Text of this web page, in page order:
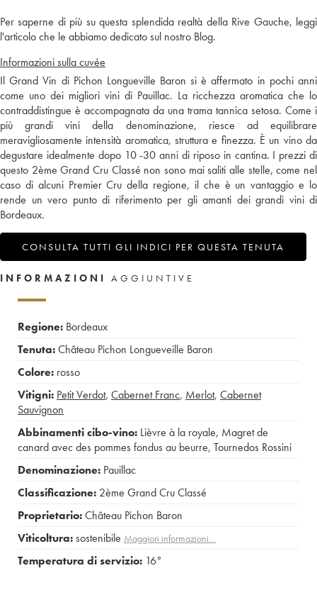
Per saperne di più su questa splendida realtà della Rive Gauche, leggi
l'articolo che le abbiamo dedicato sul nostro Blog.
Informazioni sulla cuvée
Il Grand Vin di Pichon Longueville Baron si è affermato in pochi anni
come uno dei migliori vini di Pauillac. La ricchezza aromatica che lo
contraddistingue è accompagnata da una trama tannica setosa. Come i
più grandi vini della denominazione, riesce ad equilibrare
meravigliosamente intensità aromatica, struttura e finezza. È un vino da
degustare idealmente dopo 10 -30 anni di riposo in cantina. I prezzi di
questo 2ème Grand Cru Classé non sono mai saliti alle stelle, come nel
caso di alcuni Premier Cru della regione, il che è un vantaggio e lo
rende un vero punto di riferimento per gli amanti dei grandi vini di
Bordeaux.
CONSULTA TUTTI GLI INDICI PER QUESTA TENUTA
INFORMAZIONI AGGIUNTIVE
Regione: Bordeaux
Tenuta:Château Pichon Longueveille Baron
Colore: rosso
Vitigni: Petit Verdot, Cabernet Franc, Merlot, Cabernet
Sauvignon
Abbinamenti cibo-vino: Lièvre à la royale, Magret de
canard avec des pommes fondus au beurre, Tournedos Rossini
Denominazione: Pauillac
Classificazione: 2ème Grand Cru Classé
Proprietario:Château Pichon Baron
Viticoltura:sostenibile Maggiori informazioni…
Temperatura di servizio: 16°